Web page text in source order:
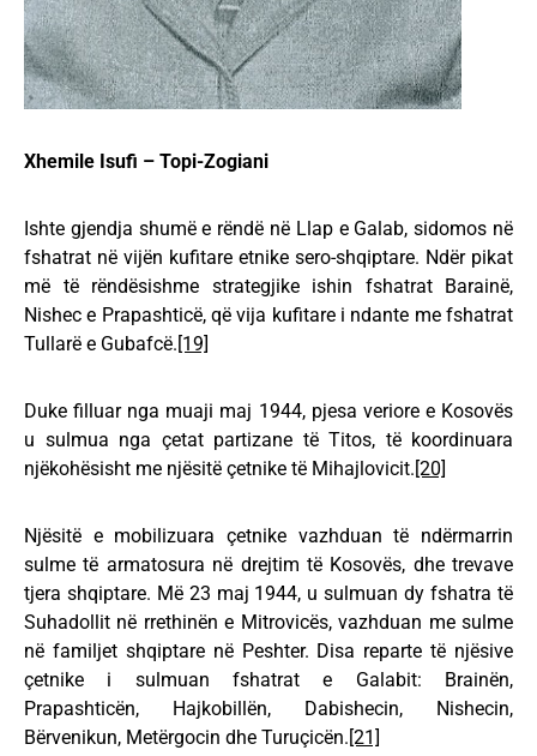
Xhemile Isufi – Topi-Zogiani
Ishte gjendja shumë e rëndë në Llap e Galab, sidomos në
fshatrat në vijën kufitare etnike sero-shqiptare. Ndër pikat
më të rëndësishme strategjike ishin fshatrat Barainë,
Nishec e Prapashticë, që vija kufitare i ndante me fshatrat
Tullarë e Gubafcë.[19]
Duke filluar nga muaji maj 1944, pjesa veriore e Kosovës
u sulmua nga çetat partizane të Titos, të koordinuara
njëkohësisht me njësitë çetnike të Mihajlovicit.[20]
Njësitë e mobilizuara çetnike vazhduan të ndërmarrin
sulme të armatosura në drejtim të Kosovës, dhe trevave
tjera shqiptare. Më 23 maj 1944, u sulmuan dy fshatra të
Suhadollit në rrethinën e Mitrovicës, vazhduan me sulme
në familjet shqiptare në Peshter. Disa reparte të njësive
çetnike i sulmuan fshatrat e Galabit: Brainën,
Prapashticën, Hajkobillën, Dabishecin, Nishecin,
Bërvenikun, Metërgocin dhe Turuçicën.[21]